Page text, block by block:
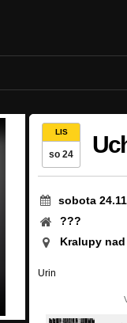
LIS
so 24
sobota
???
Kralupy
Urin